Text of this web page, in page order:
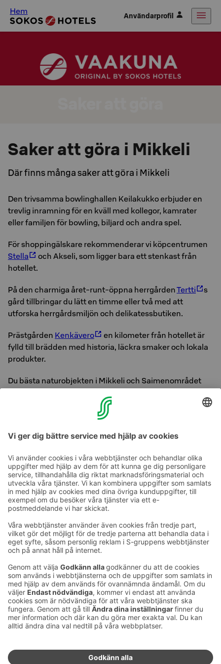
Hem Användarprofil
Saker att göra i Mikkeli
Där finns många saker att göra i Mikkeli
Den trivsamma bowlinghallen Keilakukko erbjuder en
trevlig inramning för en kväll med kollegor, kamrater
eller familjen för bowling, biljard och andra spel.
För shoppingälskare rekommenderar vi köpcentrumen
Stella
och Akseli, som ligger bara ett stenkast från
hotellet.
På den charmiga året-runt-öppna herrgårdenTertti
s
gård tillbringar du lätt en timme eller två med att
utforska herrgårdsmiljön och delikatessbutiken.
Prästgården Kenkävero
en kilometer från hotellet är
fylld till brädden med historia, läckra smaker och lokala
produkter.
Du bästa naturobjekten i Mikkeli och Saimenområdet
För att utforska närområdena rekommenderar vi att du
Ta kontakt
Kontaktuppgifter till hotellen
Feedback
Ge feedback
Sokos Hotels nyhetsbrev
nyhetsbrev
Du får Sokos Hotellens senaste
förmåner och nyheter till din e-
post varje månad.
Utmärkelser och certifikat
Sokos Hotels i sociala medier
Sokos
Hotels på
Sokos
Hotels på
Sokos
Hotels
på
Sokos
Hotels i
Linkedin